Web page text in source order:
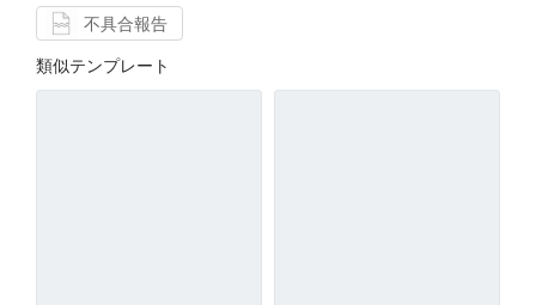
不具合報告
類似テンプレート